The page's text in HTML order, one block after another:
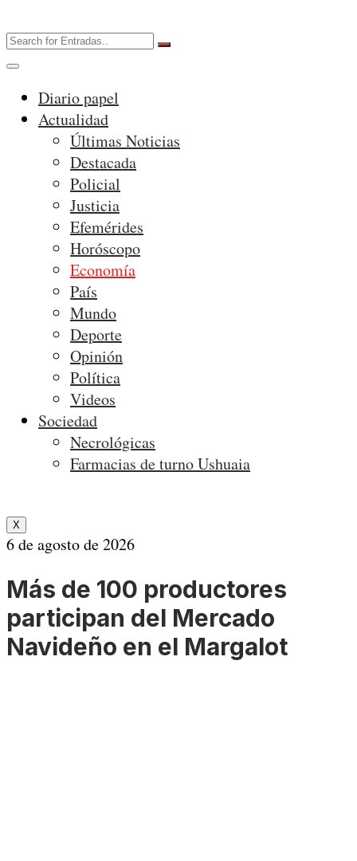
Diario papel
Actualidad
Últimas Noticias
Destacada
Policial
Justicia
Efemérides
Horóscopo
Economía
País
Mundo
Deporte
Opinión
Política
Videos
Sociedad
Necrológicas
Farmacias de turno Ushuaia
X
6 de agosto de 2026
Más de 100 productores
participan del Mercado
Navideño en el Margalot